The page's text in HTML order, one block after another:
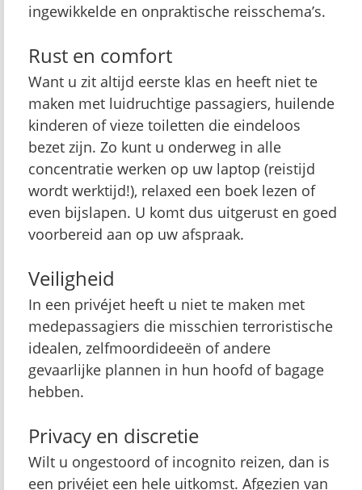
ingewikkelde en onpraktische reisschema’s.
Rust en comfort
Want u zit altijd eerste klas en heeft niet te
maken met luidruchtige passagiers, huilende
kinderen of vieze toiletten die eindeloos
bezet zijn. Zo kunt u onderweg in alle
concentratie werken op uw laptop (reistijd
wordt werktijd!), relaxed een boek lezen of
even bijslapen. U komt dus uitgerust en goed
voorbereid aan op uw afspraak.
Veiligheid
In een privéjet heeft u niet te maken met
medepassagiers die misschien terroristische
idealen, zelfmoordideeën of andere
gevaarlijke plannen in hun hoofd of bagage
hebben.
Privacy en discretie
Wilt u ongestoord of incognito reizen, dan is
een privéjet een hele uitkomst. Afgezien van